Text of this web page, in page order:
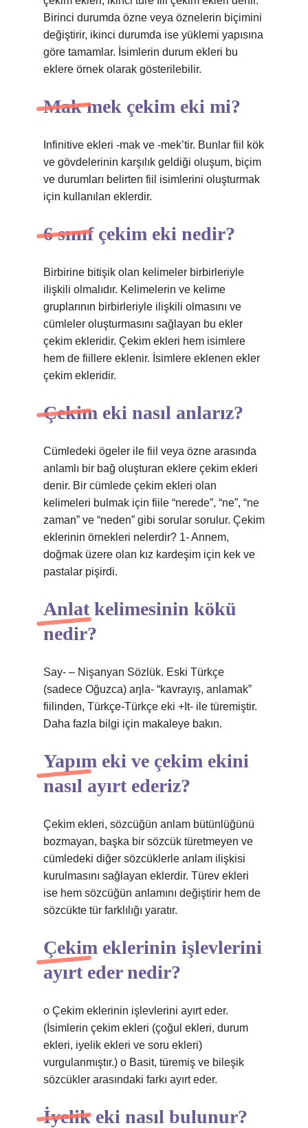
Birinci durumda özne veya öznelerin biçimini
değiştirir, ikinci durumda ise yüklemi yapısına
göre tamamlar. İsimlerin durum ekleri bu
eklere örnek olarak gösterilebilir.
Mak mek çekim eki mi?
Infinitive ekleri -mak ve -mek’tir. Bunlar fiil kök
ve gövdelerinin karşılık geldiği oluşum, biçim
ve durumları belirten fiil isimlerini oluşturmak
için kullanılan eklerdir.
6 sınıf çekim eki nedir?
Birbirine bitişik olan kelimeler birbirleriyle
ilişkili olmalıdır. Kelimelerin ve kelime
gruplarının birbirleriyle ilişkili olmasını ve
cümleler oluşturmasını sağlayan bu ekler
çekim ekleridir. Çekim ekleri hem isimlere
hem de fiillere eklenir. İsimlere eklenen ekler
çekim ekleridir.
Çekim eki nasıl anlarız?
Cümledeki ögeler ile fiil veya özne arasında
anlamlı bir bağ oluşturan eklere çekim ekleri
denir. Bir cümlede çekim ekleri olan
kelimeleri bulmak için fiile “nerede”, “ne”, “ne
zaman” ve “neden” gibi sorular sorulur. Çekim
eklerinin örnekleri nelerdir? 1- Annem,
doğmak üzere olan kız kardeşim için kek ve
pastalar pişirdi.
Anlat kelimesinin kökü
nedir?
Say- – Nişanyan Sözlük. Eski Türkçe
(sadece Oğuzca) aŋla- “kavrayış, anlamak”
fiilinden, Türkçe-Türkçe eki +It- ile türemiştir.
Daha fazla bilgi için makaleye bakın.
Yapım eki ve çekim ekini
nasıl ayırt ederiz?
Çekim ekleri, sözcüğün anlam bütünlüğünü
bozmayan, başka bir sözcük türetmeyen ve
cümledeki diğer sözcüklerle anlam ilişkisi
kurulmasını sağlayan eklerdir. Türev ekleri
ise hem sözcüğün anlamını değiştirir hem de
sözcükte tür farklılığı yaratır.
Çekim eklerinin işlevlerini
ayırt eder nedir?
o Çekim eklerinin işlevlerini ayırt eder.
(İsimlerin çekim ekleri (çoğul ekleri, durum
ekleri, iyelik ekleri ve soru ekleri)
vurgulanmıştır.) o Basit, türemiş ve bileşik
sözcükler arasındaki farkı ayırt eder.
İyelik eki nasıl bulunur?